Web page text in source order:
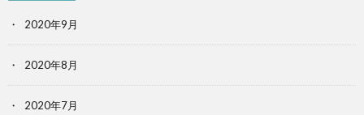
2020年9月
2020年8月
2020年7月